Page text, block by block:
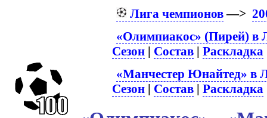
Лига чемпионов—>
«Олимпиакос» (Пирей) в
Сезон | Состав |Раскладка
«Манчестер Юнайтед» в
Сезон | Состав |Раскладка